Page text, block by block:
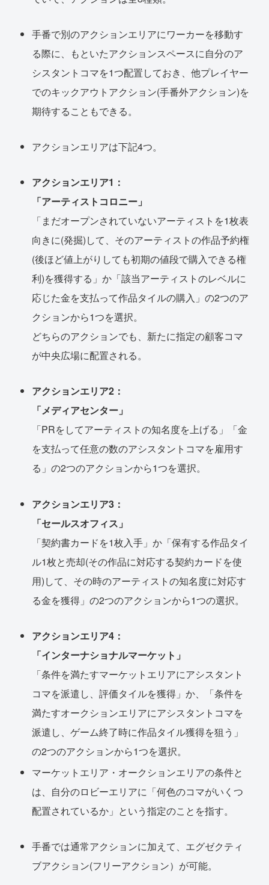
手番で別のアクションエリアにワーカーを移動す
る際に、もといたアクションスペースに自分のア
シスタントコマを1つ配置しておき、他プレイヤー
でのキックアウトアクション(手番外アクション)を
期待することもできる。
アクションエリアは下記4つ。
アクションエリア1：
「アーティストコロニー」
「まだオープンされていないアーティストを1枚表
向きに(発掘)して、そのアーティストの作品予約権
(後ほど値上がりしても初期の値段で購入できる権
利)を獲得する」か「該当アーティストのレベルに
応じた金を支払って作品タイルの購入」の2つのア
クションから1つを選択。
どちらのアクションでも、新たに指定の顧客コマ
が中央広場に配置される。
アクションエリア2：
「メディアセンター」
「PRをしてアーティストの知名度を上げる」「金
を支払って任意の数のアシスタントコマを雇用す
る」の2つのアクションから1つを選択。
アクションエリア3：
「セールスオフィス」
「契約書カードを1枚入手」か「保有する作品タイ
ル1枚と売却(その作品に対応する契約カードを使
用)して、その時のアーティストの知名度に対応す
る金を獲得」の2つのアクションから1つの選択。
アクションエリア4：
「インターナショナルマーケット」
「条件を満たすマーケットエリアにアシスタント
コマを派遣し、評価タイルを獲得」か、「条件を
満たすオークションエリアにアシスタントコマを
派遣し、ゲーム終了時に作品タイル獲得を狙う」
の2つのアクションから1つを選択。
マーケットエリア・オークションエリアの条件と
は、自分のロビーエリアに「何色のコマがいくつ
配置されているか」という指定のことを指す。
手番では通常アクションに加えて、エグゼクティ
ブアクション(フリーアクション）が可能。